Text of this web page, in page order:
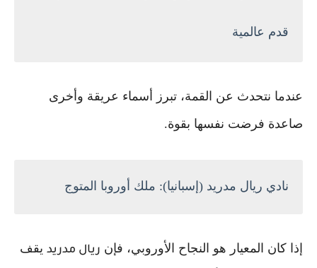
قدم عالمية
عندما نتحدث عن القمة، تبرز أسماء عريقة وأخرى
صاعدة فرضت نفسها بقوة.
نادي ريال مدريد (إسبانيا): ملك أوروبا المتوج
إذا كان المعيار هو النجاح الأوروبي، فإن ريال مدريد يقف